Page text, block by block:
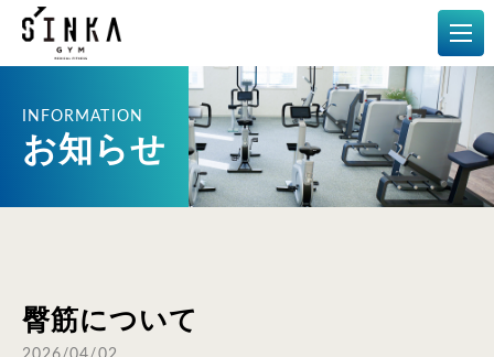
メディカルフィッ
お知らせ
臀筋について